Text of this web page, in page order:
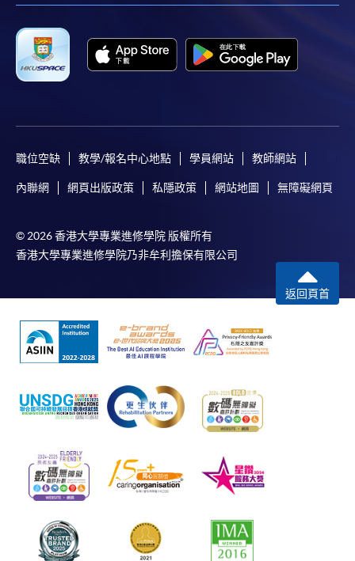
職位空缺 教學/報名中心地點 學員網站 教師網站
內聯網 網頁出版政策 私隱政策 網站地圖 無障礙網頁
© 2026 香港大學專業進修學院 版權所有
香港大學專業進修學院乃非牟利擔保有限公司
返回頁首